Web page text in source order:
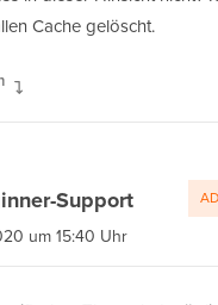
Cache gelöscht.
Support
um 15:40 Uhr